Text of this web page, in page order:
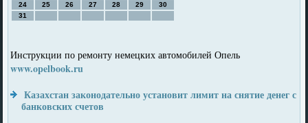
24
25 26 27 28 29
30
31
Инструкции по ремонту немецких автомобилей Опель
www.opelbook.ru
Казахстан законодательно установит лимит на снятие денег с
банковских счетов